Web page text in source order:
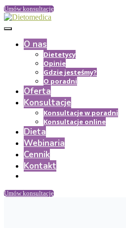
Umów konsultację
O nas
Dietetycy
Opinie
Gdzie jesteśmy?
O poradni
Oferta
Konsultacje
Konsultacje w poradni
Konsultacje online
Dieta
Webinaria
Cennik
Kontakt
Umów konsultację